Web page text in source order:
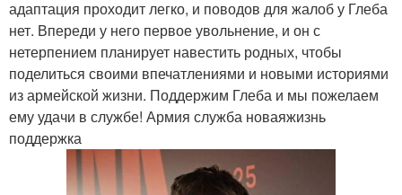
адаптация проходит легко, и поводов для жалоб у Глеба
нет. Впереди у него первое увольнение, и он с
нетерпением планирует навестить родных, чтобы
поделиться своими впечатлениями и новыми историями
из армейской жизни. Поддержим Глеба и мы пожелаем
ему удачи в службе! Армия служба новаяжизнь
поддержка